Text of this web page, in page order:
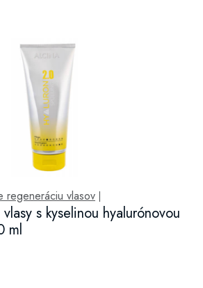
regeneráciu vlasov
s kyselinou hyalurónovou
ml